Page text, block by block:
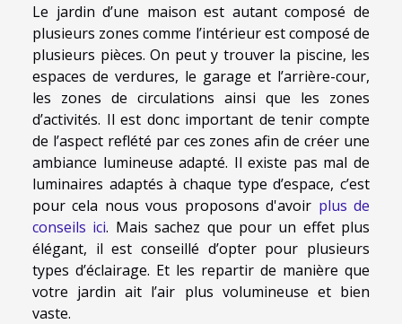
Le jardin d’une maison est autant composé de
plusieurs zones comme l’intérieur est composé de
plusieurs pièces. On peut y trouver la piscine, les
espaces de verdures, le garage et l’arrière-cour,
les zones de circulations ainsi que les zones
d’activités. Il est donc important de tenir compte
de l’aspect reflété par ces zones afin de créer une
ambiance lumineuse adapté. Il existe pas mal de
luminaires adaptés à chaque type d’espace, c’est
pour cela nous vous proposons d'avoir plus de
conseils ici. Mais sachez que pour un effet plus
élégant, il est conseillé d’opter pour plusieurs
types d’éclairage. Et les repartir de manière que
votre jardin ait l’air plus volumineuse et bien
vaste.